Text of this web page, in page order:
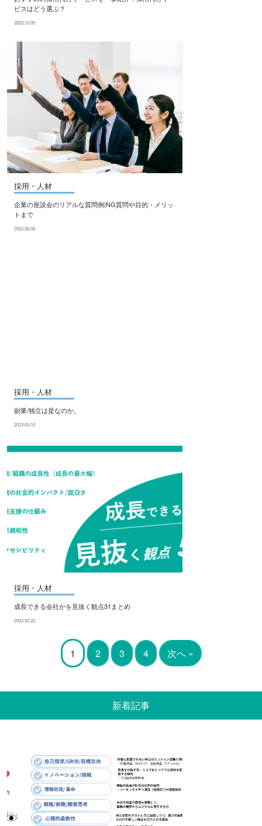
ビスはどう選ぶ？
2023.12.05
採用・人材
企業の座談会のリアルな質問例|NG質問や目的・メリッ
トまで
2023.06.09
採用・人材
副業/独立は是なのか。
2023.03.10
採用・人材
成長できる会社かを見抜く観点31まとめ
2023.02.22
1 2 3 4 次へ »
新着記事